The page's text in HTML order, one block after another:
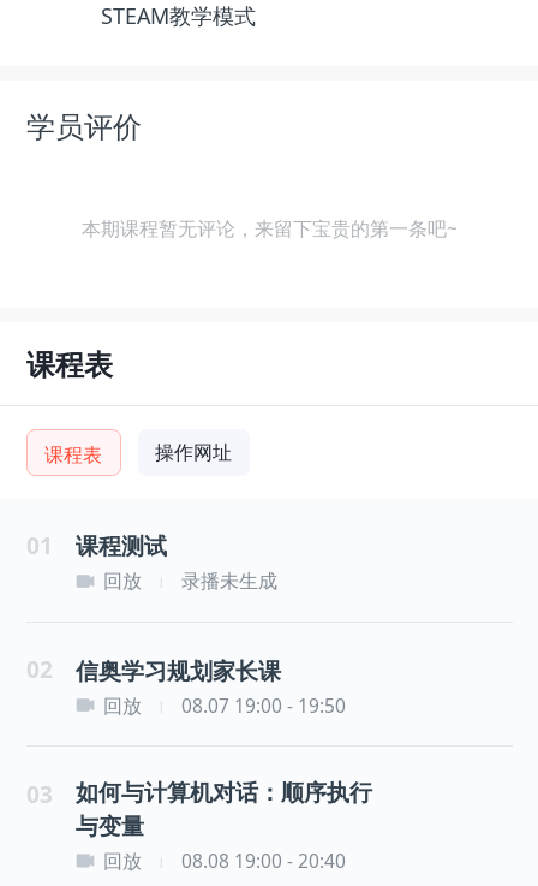
STEAM教学模式
学员评价
本期课程暂无评论，来留下宝贵的第一条吧~
课程表
课程表 操作网址
01 课程测试
回放 录播未生成
02 信奥学习规划家长课
回放 08.07 19:00 - 19:50
03
如何与计算机对话：顺序执行
与变量
回放 08.08 19:00 - 20:40